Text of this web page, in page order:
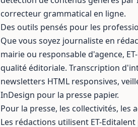
correcteur grammatical en ligne.
Des outils pensés pour les
Que vous soyez journaliste en
mairie ou responsable d'agence,
qualité éditoriale. Transcription
newsletters HTML responsives,
InDesign pour la presse papier.
Pour la presse, les collectivités, les
Les rédactions utilisent ET-